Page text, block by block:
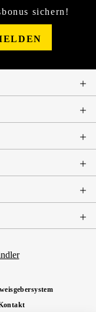
sichern!